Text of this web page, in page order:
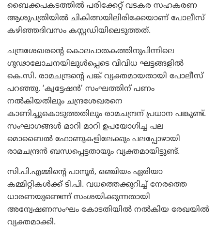
ബൈക്കപകടത്തില്‍ പരിക്കേറ്റ് വടകര സഹകരണ
ആശുപത്രിയില്‍ ചികിത്സയിലിരിക്കേയാണ് പോലീസ്
കഴിഞ്ഞദിവസം കസ്റ്റഡിയിലെടുത്തത്.
ചന്ദ്രശേഖരന്റെ കൊലപാതകത്തിനുപിന്നിലെ
ഗൂഢാലോചനയിലുള്‍പ്പെടെ വിവിധ ഘട്ടങ്ങളില്‍
കെ.സി. രാമചന്ദ്രന്റെ പങ്ക് വ്യക്തമായതായി പോലീസ്
പറഞ്ഞു. ‘ക്വട്ടേഷന്‍’ സംഘത്തിന് പണം
നല്‍കിയതിലും ചന്ദ്രശേഖരനെ
കാണിച്ചുകൊടുത്തതിലും രാമചന്ദ്രന് പ്രധാന പങ്കുണ്ട്.
സംഘാഗങ്ങള്‍ മാറി മാറി ഉപയോഗിച്ച പല
മൊബൈല്‍ ഫോണുകളിലേക്കും പലപ്പോഴായി
രാമചന്ദ്രന്‍ ബന്ധപ്പെട്ടതായും വ്യക്തമായിട്ടുണ്ട്.
സി.പി.എമ്മിന്റെ പാനൂര്‍, ഒഞ്ചിയം ഏരിയാ
കമ്മിറ്റികള്‍ക്ക് ടി.പി. വധത്തെക്കുറിച്ച് നേരത്തെ
ധാരണയുണ്ടെന്ന് സംശയിക്കുന്നതായി
അന്വേഷണസംഘം കോടതിയില്‍ നല്‍കിയ രേഖയില്‍
വ്യക്തമാക്കി.